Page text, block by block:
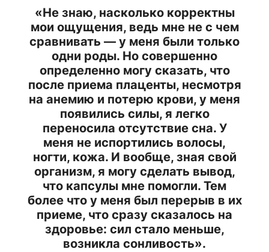
«Не знаю, насколько корректны
мои ощущения, ведь мне не с чем
сравнивать — у меня были только
одни роды. Но совершенно
определенно могу сказать, что
после приема плаценты, несмотря
на анемию и потерю крови, у меня
появились силы, я легко
переносила отсутствие сна. У
меня не испортились волосы,
ногти, кожа. И вообще, зная свой
организм, я могу сделать вывод,
что капсулы мне помогли. Тем
более что у меня был перерыв в их
приеме, что сразу сказалось на
здоровье: сил стало меньше,
возникла сонливость».